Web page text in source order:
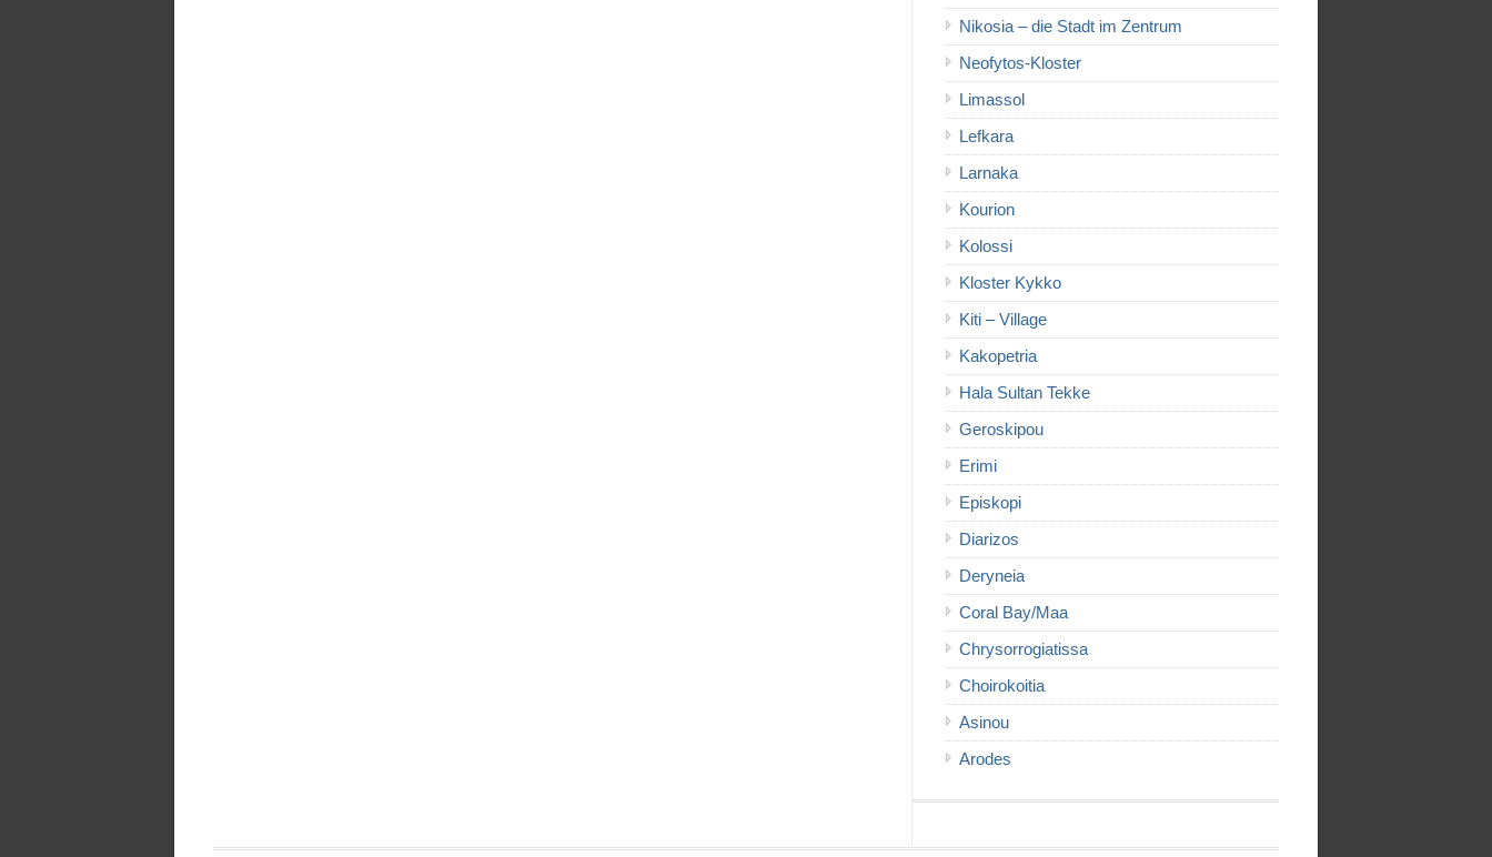
Nikosia – die Stadt im Zentrum
Neofytos-Kloster
Limassol
Lefkara
Larnaka
Kourion
Kolossi
Kloster Kykko
Kiti – Village
Kakopetria
Hala Sultan Tekke
Geroskipou
Erimi
Episkopi
Diarizos
Deryneia
Coral Bay/Maa
Chrysorrogiatissa
Choirokoitia
Asinou
Arodes